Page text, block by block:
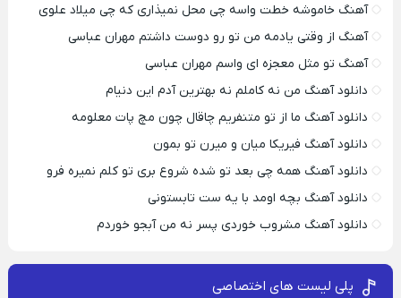
آهنگ خاموشه خطت واسه چی محل نمیذاری که چی میلاد علوی
آهنگ از وقتی یادمه من تو رو دوست داشتم مهران عباسی
آهنگ تو مثل معجزه ای واسم مهران عباسی
دانلود آهنگ من نه کاملم نه بهترین آدم این دنیام
دانلود آهنگ ما از تو متنفریم چاقال چون مچ پات معلومه
دانلود آهنگ فیریکا میان و میرن تو بمون
دانلود آهنگ همه چی بعد تو شده شروع بری تو کلم نمیره فرو
دانلود آهنگ بچه اومد با یه ست تابستونی
دانلود آهنگ مشروب خوردی پسر نه من آبجو خوردم
پلی لیست های اختصاصی